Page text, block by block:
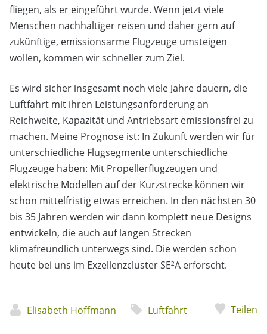
fliegen, als er eingeführt wurde. Wenn jetzt viele
Menschen nachhaltiger reisen und daher gern auf
zukünftige, emissionsarme Flugzeuge umsteigen
wollen, kommen wir schneller zum Ziel.
Es wird sicher insgesamt noch viele Jahre dauern, die
Luftfahrt mit ihren Leistungsanforderung an
Reichweite, Kapazität und Antriebsart emissionsfrei zu
machen. Meine Prognose ist: In Zukunft werden wir für
unterschiedliche Flugsegmente unterschiedliche
Flugzeuge haben: Mit Propellerflugzeugen und
elektrische Modellen auf der Kurzstrecke können wir
schon mittelfristig etwas erreichen. In den nächsten 30
bis 35 Jahren werden wir dann komplett neue Designs
entwickeln, die auch auf langen Strecken
klimafreundlich unterwegs sind. Die werden schon
heute bei uns im Exzellenzcluster SE²A erforscht.
Elisabeth Hoffmann Luftfahrt Teilen